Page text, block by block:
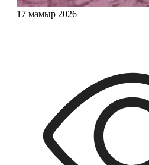
17 мамыр 2026 |